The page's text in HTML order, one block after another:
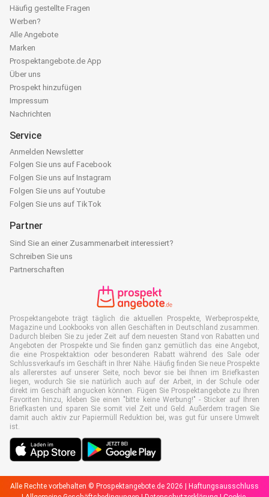
Häufig gestellte Fragen
Werben?
Alle Angebote
Marken
Prospektangebote.de App
Über uns
Prospekt hinzufügen
Impressum
Nachrichten
Service
Anmelden Newsletter
Folgen Sie uns auf Facebook
Folgen Sie uns auf Instagram
Folgen Sie uns auf Youtube
Folgen Sie uns auf TikTok
Partner
Sind Sie an einer Zusammenarbeit interessiert?
Schreiben Sie uns
Partnerschaften
Prospektangebote trägt täglich die aktuellen Prospekte, Werbeprospekte,
Magazine und Lookbooks von allen Geschäften in Deutschland zusammen.
Dadurch bleiben Sie zu jeder Zeit auf dem neuesten Stand von Rabatten und
Angeboten der Prospekte und Sie finden ganz gemütlich das eine Angebot,
die eine Prospektaktion oder besonderen Rabatt während des Sale oder
Schlussverkaufs im Geschäft in Ihrer Nähe. Häufig finden Sie neue Prospekte
als allererstes auf unserer Seite, noch bevor sie bei Ihnen im Briefkasten
liegen, wodurch Sie sie natürlich auch auf der Arbeit, in der Schule oder
direkt im Geschäft angucken können. Fügen Sie Prospektangebote zu Ihren
Favoriten hinzu, kleben Sie einen "bitte keine Werbung!" - Sticker auf Ihren
Briefkasten und sparen Sie somit viel Zeit und Geld. Außerdem tragen Sie
damit auch aktiv zur Papiermüll Reduktion bei, was gut für unsere Umwelt
ist.
Alle Rechte vorbehalten © Prospektangebote.de 2026 |
Haftungsausschluss